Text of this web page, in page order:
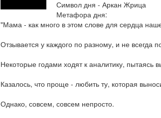
Символ дня - Аркан Жрица
Метафора дня:
"Мама - как много в этом слове для сердца
Отзывается у каждого по разному, и не всегда
Некоторые годами ходят к аналитику, пытаясь
Казалось, что проще - любить ту, которая
Однако, совсем, совсем непросто.